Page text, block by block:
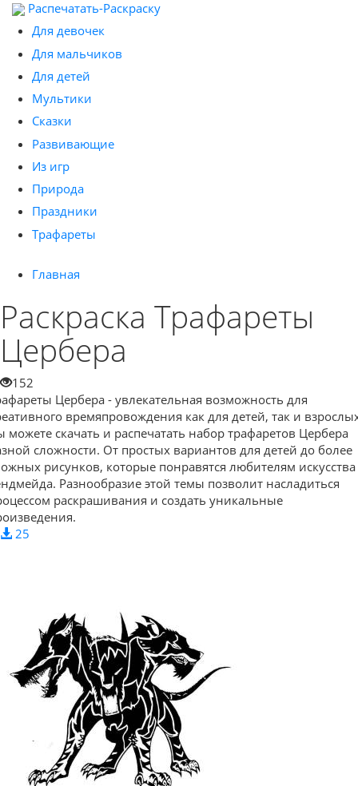
Распечатать-Раскраску
Для девочек
Для мальчиков
Для детей
Мультики
Сказки
Развивающие
Из игр
Природа
Праздники
Трафареты
Главная
Раскраска Трафареты
Цербера
152
Цербера - увлекательная возможность для
времяпровождения как для детей, так и
можете скачать и распечатать набор трафаретов Цербера
сложности. От простых вариантов для детей до более
рисунков, которые понравятся любителям
Разнообразие этой темы позволит насладиться
раскрашивания и создать уникальные
25